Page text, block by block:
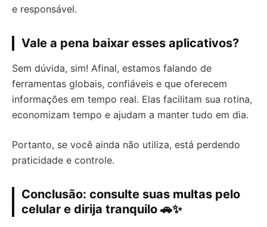
e responsável.
Vale a pena baixar esses aplicativos?
Sem dúvida, sim! Afinal, estamos falando de
ferramentas globais, confiáveis e que oferecem
informações em tempo real. Elas facilitam sua rotina,
economizam tempo e ajudam a manter tudo em dia.
Portanto, se você ainda não utiliza, está perdendo
praticidade e controle.
Conclusão: consulte suas multas pelo
celular e dirija tranquilo 🚗✨